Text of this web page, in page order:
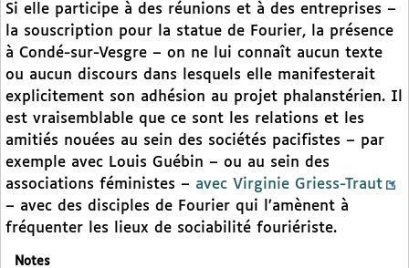
Si elle participe à des réunions et à des entreprises –
la souscription pour la statue de Fourier, la présence
à Condé-sur-Vesgre – on ne lui connaît aucun texte
ou aucun discours dans lesquels elle manifesterait
explicitement son adhésion au projet phalanstérien. Il
est vraisemblable que ce sont les relations et les
amitiés nouées au sein des sociétés pacifistes – par
exemple avec Louis Guébin – ou au sein des
associations féministes – avec Virginie Griess-Traut
– avec des disciples de Fourier qui l’amènent à
fréquenter les lieux de sociabilité fouriériste.
Notes